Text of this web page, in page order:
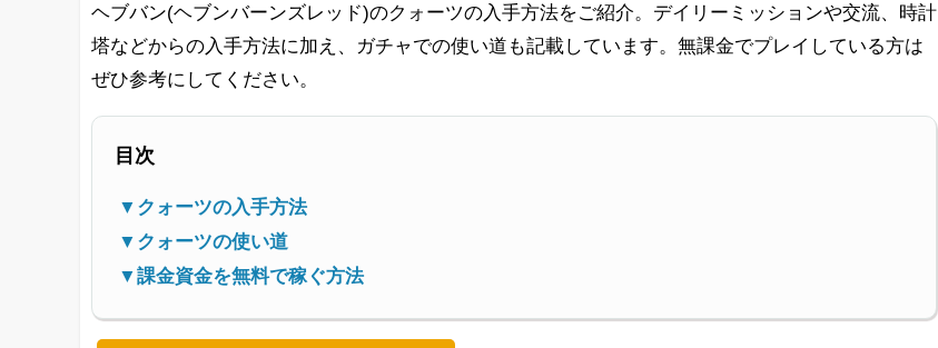
ヘブバン(ヘブンバーンズレッド)のクォーツの入手方法をご紹介。デイリーミッションや交流、時計
塔などからの入手方法に加え、ガチャでの使い道も記載しています。無課金でプレイしている方は
ぜひ参考にしてください。
目次
▼クォーツの入手方法
▼クォーツの使い道
▼課金資金を無料で稼ぐ方法